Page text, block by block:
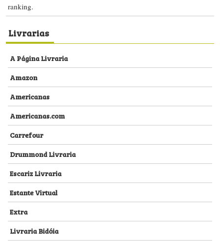
ranking.
Livrarias
A Página Livraria
Amazon
Americanas
Americanas.com
Carrefour
Drummond Livraria
Escariz Livraria
Estante Virtual
Extra
Livraria Bidóia